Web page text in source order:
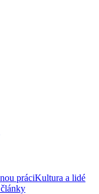
práciKultura a lidé